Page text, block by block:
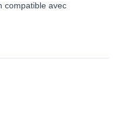
compatible avec